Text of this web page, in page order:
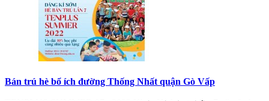
Bán trú hè bổ ích đường Thống Nhất quận Gò Vấp